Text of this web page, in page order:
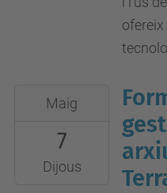
2015-
07T00:00:00+02:00
2015-
Maig
7
Dijous